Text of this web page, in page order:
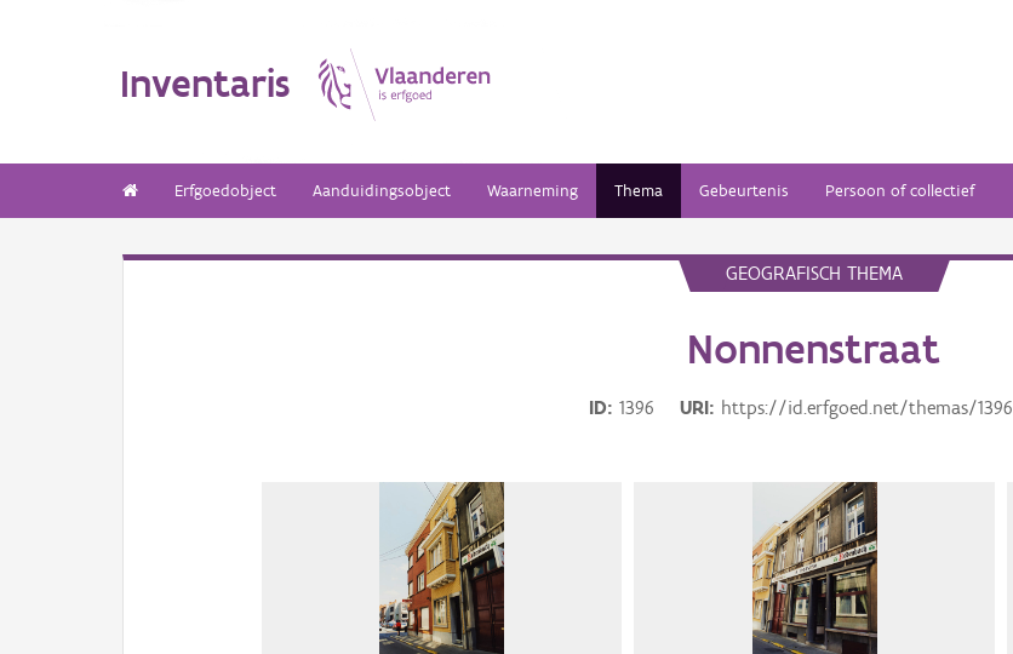
Inventaris
Erfgoedobject Aanduidingsobject Waarneming Thema Gebeurtenis Persoon of collectief
GEOGRAFISCH THEMA
Nonnenstraat
ID 1396 URI https://id.erfgoed.net/themas/1396